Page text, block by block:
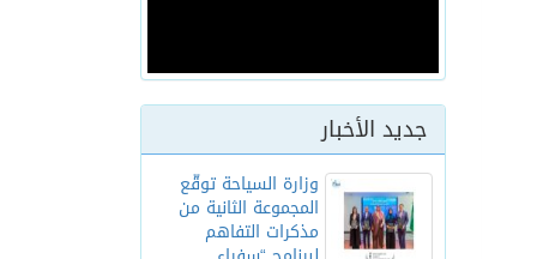
جديد الأخبار
وزارة السياحة توقّع
المجموعة الثانية من
مذكرات التفاهم